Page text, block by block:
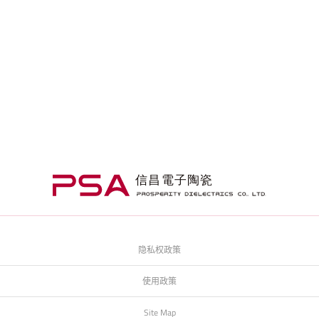
隐私权政策
使用政策
Site Map